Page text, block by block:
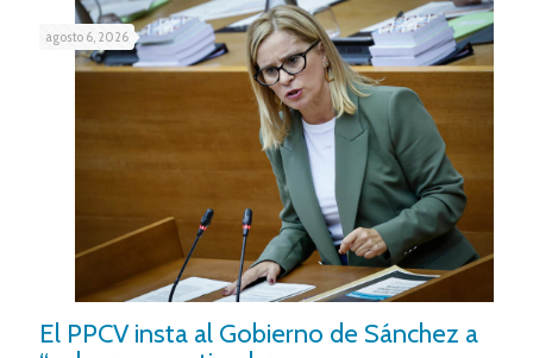
agosto 6, 2026
El PPCV insta al Gobierno de Sánchez a